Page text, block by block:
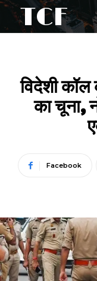
TCF
विदेशी
का चूना,
Facebook